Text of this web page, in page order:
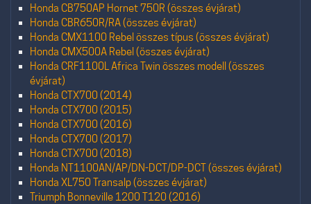
Honda CB750AP Hornet 750R (összes évjárat)
Honda CBR650R/RA (összes évjárat)
Honda CMX1100 Rebel összes típus (összes évjárat)
Honda CMX500A Rebel (összes évjárat)
Honda CRF1100L Africa Twin összes modell (összes
évjárat)
Honda CTX700 (2014)
Honda CTX700 (2015)
Honda CTX700 (2016)
Honda CTX700 (2017)
Honda CTX700 (2018)
Honda NT1100AN/AP/DN-DCT/DP-DCT (összes évjárat)
Honda XL750 Transalp (összes évjárat)
Triumph Bonneville 1200 T120 (2016)